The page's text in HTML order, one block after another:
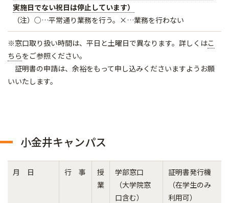
実施日でない祝日は停止しています）
（注）○…平常通り業務を行う。×…業務を行わない
※窓口取り扱い時間は、平日と土曜日で異なります。詳しくはこ
ちらをご参照ください。
証明書の申請は、余裕をもって申し込みくださいますようお願
いいたします。
小金井キャンパス
月 日 行 事
授
業
学部窓口
（大学院窓
口含む）
証明書発行機
（在学生のみ
利用可）